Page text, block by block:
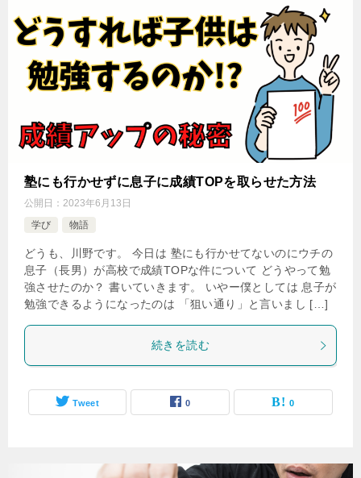
塾にも行かせずに息子に成績TOPを取らせた方法
公開日： 2023年6月13日
学び
物語
どうも、川野です。 今日は 塾にも行かせてないのにウチの
息子（長男）が高校で成績TOPな件について どうやって勉
強させたのか？ 書いていきます。 いやー僕としては 息子が
勉強できるようになったのは 「狙い通り」と言いまし […]
続きを読む
Tweet 0 0